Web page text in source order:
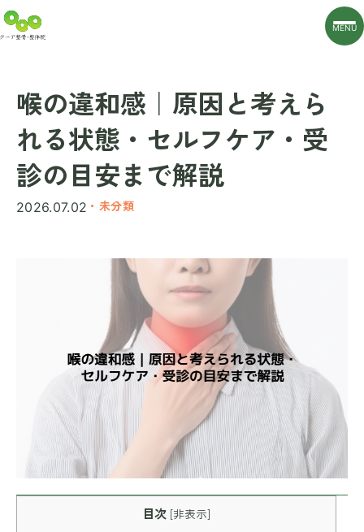
MENU
喉の違和感｜原因と考えら
れる状態・セルフケア・受
診の目安まで解説
2026.07.02 ・未分類
目次 [非表示]